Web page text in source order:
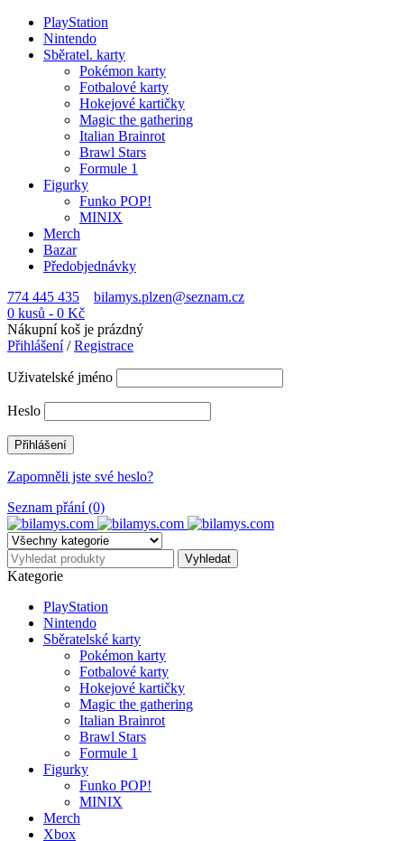
PlayStation
Nintendo
Sběratel. karty
Pokémon karty
Fotbalové karty
Hokejové kartičky
Magic the gathering
Italian Brainrot
Brawl Stars
Formule 1
Figurky
Funko POP!
MINIX
Merch
Bazar
Předobjednávky
774 445 435
bilamys.plzen@seznam.cz
0 kusů - 0 Kč
Nákupní koš je prázdný
Přihlášení/Registrace
Uživatelské jméno
Heslo
Zapomněli jste své heslo?
Seznam přání (0)
Kategorie
PlayStation
Nintendo
Sběratelské karty
Pokémon karty
Fotbalové karty
Hokejové kartičky
Magic the gathering
Italian Brainrot
Brawl Stars
Formule 1
Figurky
Funko POP!
MINIX
Merch
Xbox